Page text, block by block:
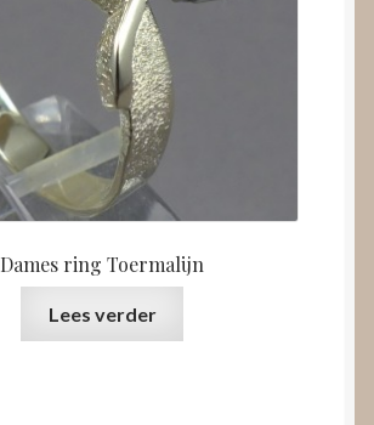
Dames ring Toermalijn
Lees verder